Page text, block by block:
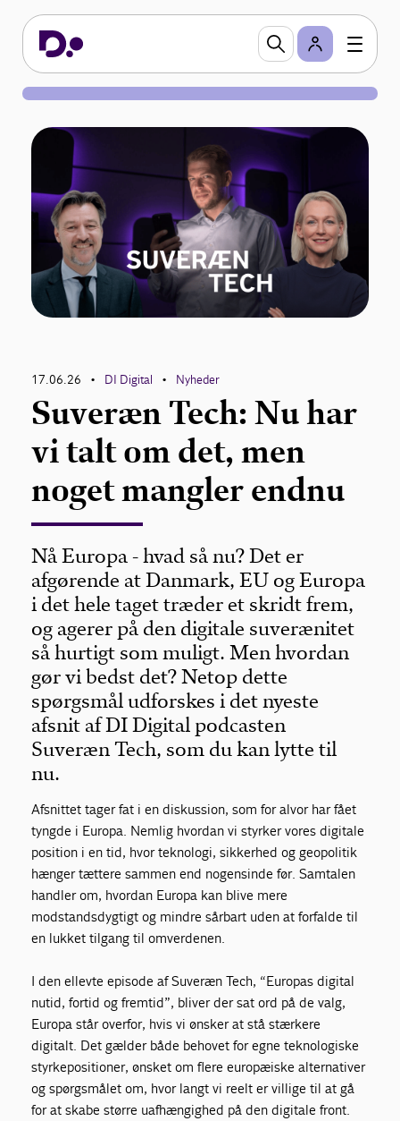
17.06.26 • DI Digital • Nyheder
Suveræn Tech: Nu har
vi talt om det, men
noget mangler endnu
Nå Europa - hvad så nu? Det er
afgørende at Danmark, EU og Europa
i det hele taget træder et skridt frem,
og agerer på den digitale suverænitet
så hurtigt som muligt. Men hvordan
gør vi bedst det? Netop dette
spørgsmål udforskes i det nyeste
afsnit af DI Digital podcasten
Suveræn Tech, som du kan lytte til
nu.
Afsnittet tager fat i en diskussion, som for alvor har fået
tyngde i Europa. Nemlig hvordan vi styrker vores digitale
position i en tid, hvor teknologi, sikkerhed og geopolitik
hænger tættere sammen end nogensinde før. Samtalen
handler om, hvordan Europa kan blive mere
modstandsdygtigt og mindre sårbart uden at forfalde til
en lukket tilgang til omverdenen.
I den ellevte episode af Suveræn Tech, “Europas digital
nutid, fortid og fremtid”, bliver der sat ord på de valg,
Europa står overfor, hvis vi ønsker at stå stærkere
digitalt. Det gælder både behovet for egne teknologiske
styrkepositioner, ønsket om flere europæiske alternativer
og spørgsmålet om, hvor langt vi reelt er villige til at gå
for at skabe større uafhængighed på den digitale front.